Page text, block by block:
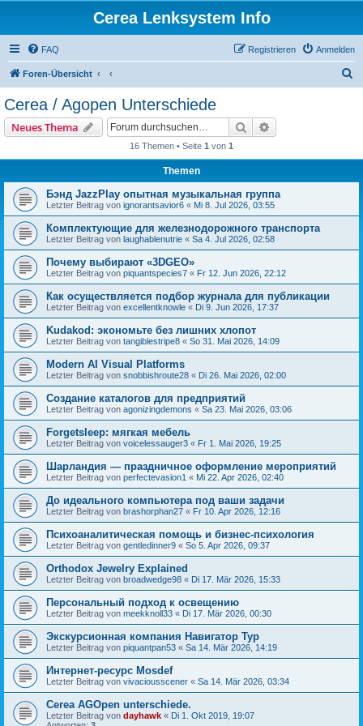
Cerea Lenksystem Info
FAQ Anmelden
Registrieren
Foren-Übersicht
Cerea / Agopen Unterschiede
Neues Thema Suche
16 Themen • Seite 1 von 1
Themen
Бэнд JazzPlay опытная музыкальная группа
Letzter Beitrag von ignorantsavior6 « Mi 8. Jul 2026, 03:55
Комплектующие для железнодорожного транспорта
Letzter Beitrag von laughablenutrie « Sa 4. Jul 2026, 02:58
Почему выбирают «3DGEO»
Letzter Beitrag von piquantspecies7 « Fr 12. Jun 2026, 22:12
Как осуществляется подбор журнала для публикации
Letzter Beitrag von excellentknowle « Di 9. Jun 2026, 17:37
Kudakod: экономьте без лишних хлопот
Letzter Beitrag von tangiblestripe8 « So 31. Mai 2026, 14:09
Modern AI Visual Platforms
Letzter Beitrag von snobbishroute28 « Di 26. Mai 2026, 02:00
Создание каталогов для предприятий
Letzter Beitrag von agonizingdemons « Sa 23. Mai 2026, 03:06
Forgetsleep: мягкая мебель
Letzter Beitrag von voicelessauger3 « Fr 1. Mai 2026, 19:25
Шарландия — праздничное оформление мероприятий
Letzter Beitrag von perfectevasion1 « Mi 22. Apr 2026, 02:40
До идеального компьютера под ваши задачи
Letzter Beitrag von brashorphan27 « Fr 10. Apr 2026, 12:16
Психоаналитическая помощь и бизнес-психология
Letzter Beitrag von gentledinner9 « So 5. Apr 2026, 09:37
Orthodox Jewelry Explained
Letzter Beitrag von broadwedge98 « Di 17. Mär 2026, 15:33
Персональный подход к освещению
Letzter Beitrag von meekknoll33 « Di 17. Mär 2026, 00:30
Экскурсионная компания Навигатор Тур
Letzter Beitrag von piquantpan53 « Sa 14. Mär 2026, 14:19
Интернет-ресурс Mosdef
Letzter Beitrag von vivaciousscener « Sa 14. Mär 2026, 03:34
Cerea AGOpen unterschiede.
Letzter Beitrag von dayhawk « Di 1. Okt 2019, 19:07